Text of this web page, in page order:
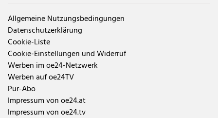
Allgemeine Nutzungsbedingungen
Datenschutzerklärung
Cookie-Liste
Cookie-Einstellungen und Widerruf
Werben im oe24-Netzwerk
Werben auf oe24TV
Pur-Abo
Impressum von oe24.at
Impressum von oe24.tv